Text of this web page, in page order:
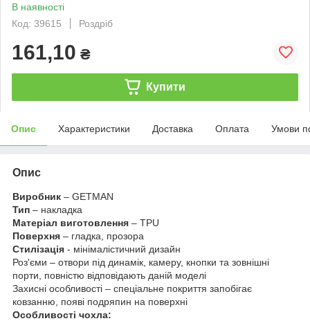
В наявності
Код: 39615
Роздріб
161,10 ₴
Купити
Опис Характеристики Доставка Оплата Умови
Опис
Виробник – GETMAN
Тип – накладка
Матеріал виготовлення – TPU
Поверхня – гладка, прозора
Стилізація - мінімалістичний дизайн
Роз'єми – отвори під динамік, камеру, кнопки та зовнішні
порти, повністю відповідають даній моделі
Захисні особливості – спеціальне покриття запобігає
ковзанню, появі подряпин на поверхні
Особливості чохла: